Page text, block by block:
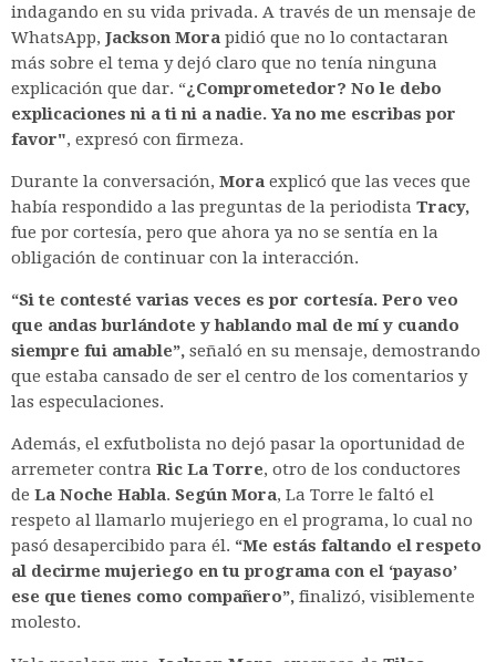
indagando en su vida privada. A través de un mensaje de
WhatsApp, Jackson Mora pidió que no lo contactaran
más sobre el tema y dejó claro que no tenía ninguna
explicación que dar. “¿Comprometedor? No le debo
explicaciones ni a ti ni a nadie. Ya no me escribas por
favor", expresó con firmeza.
Durante la conversación, Mora explicó que las veces que
había respondido a las preguntas de la periodista Tracy,
fue por cortesía, pero que ahora ya no se sentía en la
obligación de continuar con la interacción.
“Si te contesté varias veces es por cortesía. Pero veo
que andas burlándote y hablando mal de mí y cuando
siempre fui amable”, señaló en su mensaje, demostrando
que estaba cansado de ser el centro de los comentarios y
las especulaciones.
Además, el exfutbolista no dejó pasar la oportunidad de
arremeter contra Ric La Torre, otro de los conductores
de La Noche Habla. Según Mora, La Torre le faltó el
respeto al llamarlo mujeriego en el programa, lo cual no
pasó desapercibido para él. “Me estás faltando el respeto
al decirme mujeriego en tu programa con el ‘payaso’
ese que tienes como compañero”, finalizó, visiblemente
molesto.